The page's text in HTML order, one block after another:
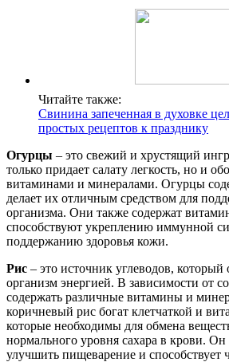
Читайте также:
Свинина запеченная в духовке
простых рецептов к празднику
Огурцы – это свежий и хрустящий
только придает салату легкость, но и
витаминами и минералами. Огурцы
делает их отличным средством для
организма. Они также содержат
способствуют укреплению иммунной
поддержанию здоровья кожи.
Рис – это источник углеводов, который
организм энергией. В зависимости от
содержать различные витамины и
коричневый рис богат клетчаткой и
которые необходимы для обмена
нормального уровня сахара в крови. Он
улучшить пищеварение и способствует